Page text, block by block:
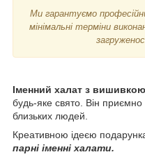
Ми гарантуємо
мінімальні терміни
Іменний халат з вишивкою
будь-яке свято. Він приємно
близьких людей.
Креативною ідеєю
парні іменні халати.